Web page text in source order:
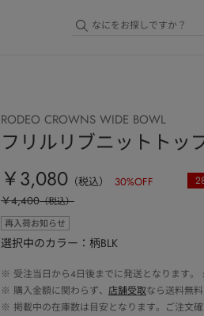
RODEO CROWNS WIDE BOWL
フリルリブニットトッ
￥3,080 （税込） 30%OFF
￥4,400（税込）
再入荷お知らせ
選択中のカラー：柄BLK
※ 受注当日から4日後までに発送となります。
※ 購入金額に関わらず、 店舗受取なら送料無
※ 掲載中の在庫数は目安となります。ご注文